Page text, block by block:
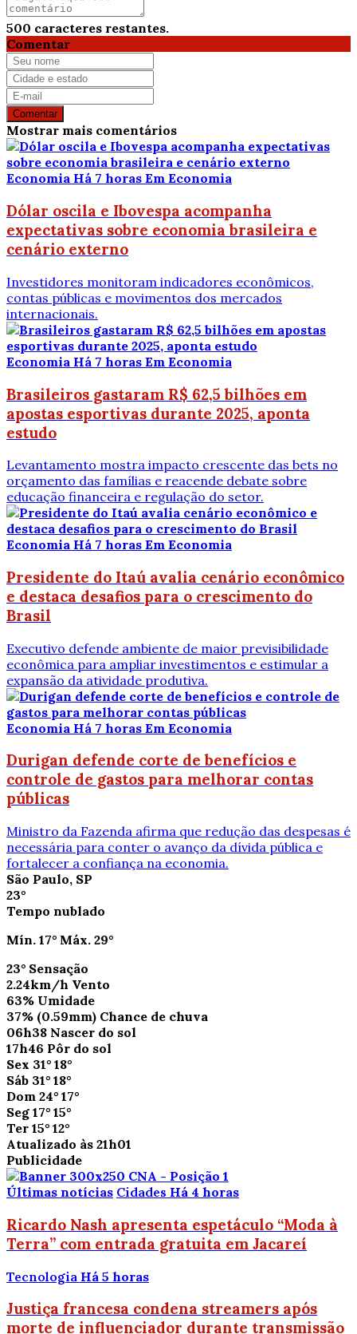
500 caracteres restantes.
Comentar
Comentar
Mostrar mais comentários
Economia Há 7 horas Em Economia
Dólar oscila e Ibovespa acompanha
expectativas sobre economia brasileira e
cenário externo
Investidores monitoram indicadores econômicos,
contas públicas e movimentos dos mercados
internacionais.
Economia Há 7 horas Em Economia
Brasileiros gastaram R$ 62,5 bilhões em
apostas esportivas durante 2025, aponta
estudo
Levantamento mostra impacto crescente das bets no
orçamento das famílias e reacende debate sobre
educação financeira e regulação do setor.
Economia Há 7 horas Em Economia
Presidente do Itaú avalia cenário econômico
e destaca desafios para o crescimento do
Brasil
Executivo defende ambiente de maior previsibilidade
econômica para ampliar investimentos e estimular a
expansão da atividade produtiva.
Economia Há 7 horas Em Economia
Durigan defende corte de benefícios e
controle de gastos para melhorar contas
públicas
Ministro da Fazenda afirma que redução das despesas é
necessária para conter o avanço da dívida pública e
fortalecer a confiança na economia.
São Paulo, SP
23°
Tempo nublado
Mín. 17° Máx. 29°
23° Sensação
2.24km/h Vento
63% Umidade
37% (0.59mm) Chance de chuva
06h38 Nascer do sol
17h46 Pôr do sol
Sex 31° 18°
Sáb 31° 18°
Dom 24° 17°
Seg 17° 15°
Ter 15° 12°
Atualizado às 21h01
Publicidade
Últimas notícias Cidades Há 4 horas
Ricardo Nash apresenta espetáculo “Moda à
Terra” com entrada gratuita em Jacareí
Tecnologia Há 5 horas
Justiça francesa condena streamers após
morte de influenciador durante transmissão